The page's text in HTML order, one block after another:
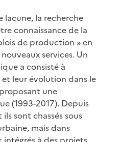
la recherche
connaissance de la
de production » en
services. Un
a consisté à
leur évolution dans le
une
(1993-2017). Depuis
sont chassés sous
mais dans